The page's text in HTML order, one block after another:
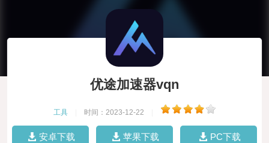
优途加速器vqn
工具 时间：2023-12-22
安卓下载 苹果下载 PC下载